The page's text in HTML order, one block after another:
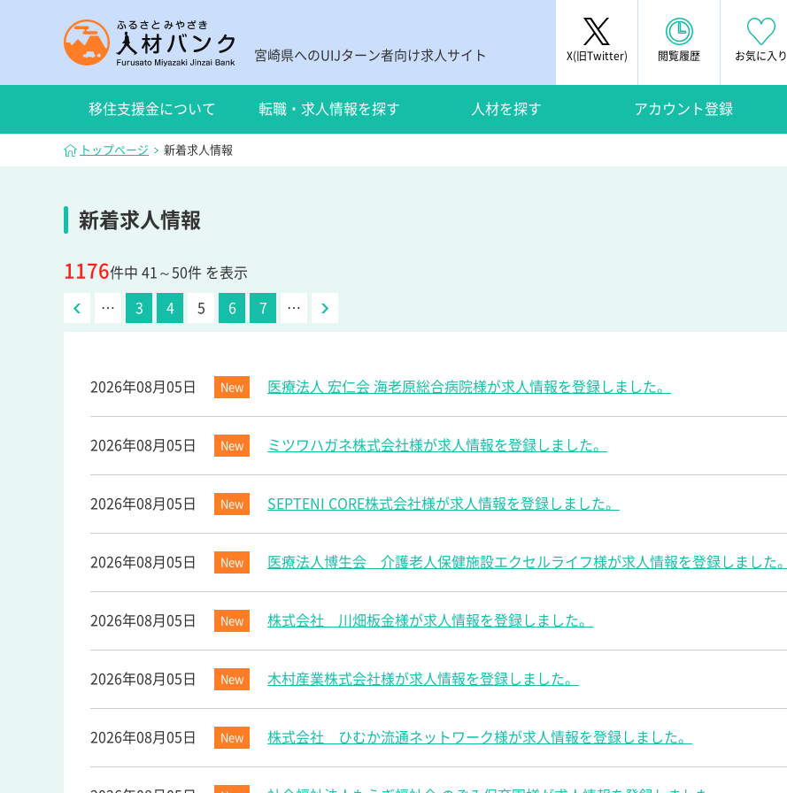
宮崎県へのUIJターン者向け求人サイト X(旧Twitter) 閲覧履歴 お気に入り
移住支援金について 転職・求人情報を探す 人材を探す アカウント登録
トップページ 新着求人情報
新着求人情報
1176件中 41～50件 を表示
… 3 4 5 6 7 …
2026年08月05日 New 医療法人 宏仁会 海老原総合病院様が求人情報を登録しました。
2026年08月05日 New ミツワハガネ株式会社様が求人情報を登録しました。
2026年08月05日 New SEPTENI CORE株式会社様が求人情報を登録しました。
2026年08月05日 New 医療法人博生会 介護老人保健施設エクセルライフ様が求人情報を登録しました。
2026年08月05日 New 株式会社 川畑板金様が求人情報を登録しました。
2026年08月05日 New 木村産業株式会社様が求人情報を登録しました。
2026年08月05日 New 株式会社 ひむか流通ネットワーク様が求人情報を登録しました。